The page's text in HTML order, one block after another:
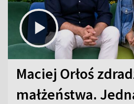
Maciej Orłoś
małżeństwa.